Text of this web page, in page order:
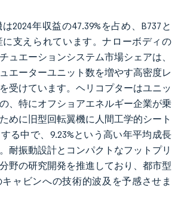
2024年収益の47.39%を占め、B737と
に支えられています。ナローボディの
ュエーションシステム市場シェアは、
エーターユニット数を増やす高密度レ
受けています。ヘリコプターはユニッ
、特にオフショアエネルギー企業が乗
めに旧型回転翼機に人間工学的シート
る中で、9.23%という高い年平均成長
耐振動設計とコンパクトなフットプリ
野の研究開発を推進しており、都市型
ャビンへの技術的波及を予感させま